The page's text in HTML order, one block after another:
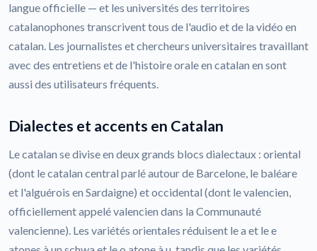
langue officielle — et les universités des territoires
catalanophones transcrivent tous de l'audio et de la vidéo en
catalan. Les journalistes et chercheurs universitaires travaillant
avec des entretiens et de l'histoire orale en catalan en sont
aussi des utilisateurs fréquents.
Dialectes et accents en Catalan
Le catalan se divise en deux grands blocs dialectaux : oriental
(dont le catalan central parlé autour de Barcelone, le baléare
et l'alguérois en Sardaigne) et occidental (dont le valencien,
officiellement appelé valencien dans la Communauté
valencienne). Les variétés orientales réduisent le a et le e